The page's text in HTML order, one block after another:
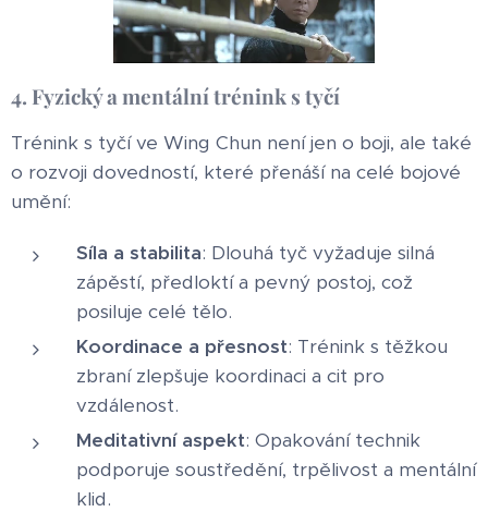
4. Fyzický a mentální trénink s tyčí
Trénink s tyčí ve Wing Chun není jen o boji, ale také
o rozvoji dovedností, které přenáší na celé bojové
umění:
Síla a stabilita: Dlouhá tyč vyžaduje silná
zápěstí, předloktí a pevný postoj, což
posiluje celé tělo.
Koordinace a přesnost: Trénink s těžkou
zbraní zlepšuje koordinaci a cit pro
vzdálenost.
Meditativní aspekt: Opakování technik
podporuje soustředění, trpělivost a mentální
klid.